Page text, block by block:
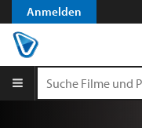
Anmelden